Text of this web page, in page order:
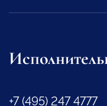
+7 (495) 247 4777